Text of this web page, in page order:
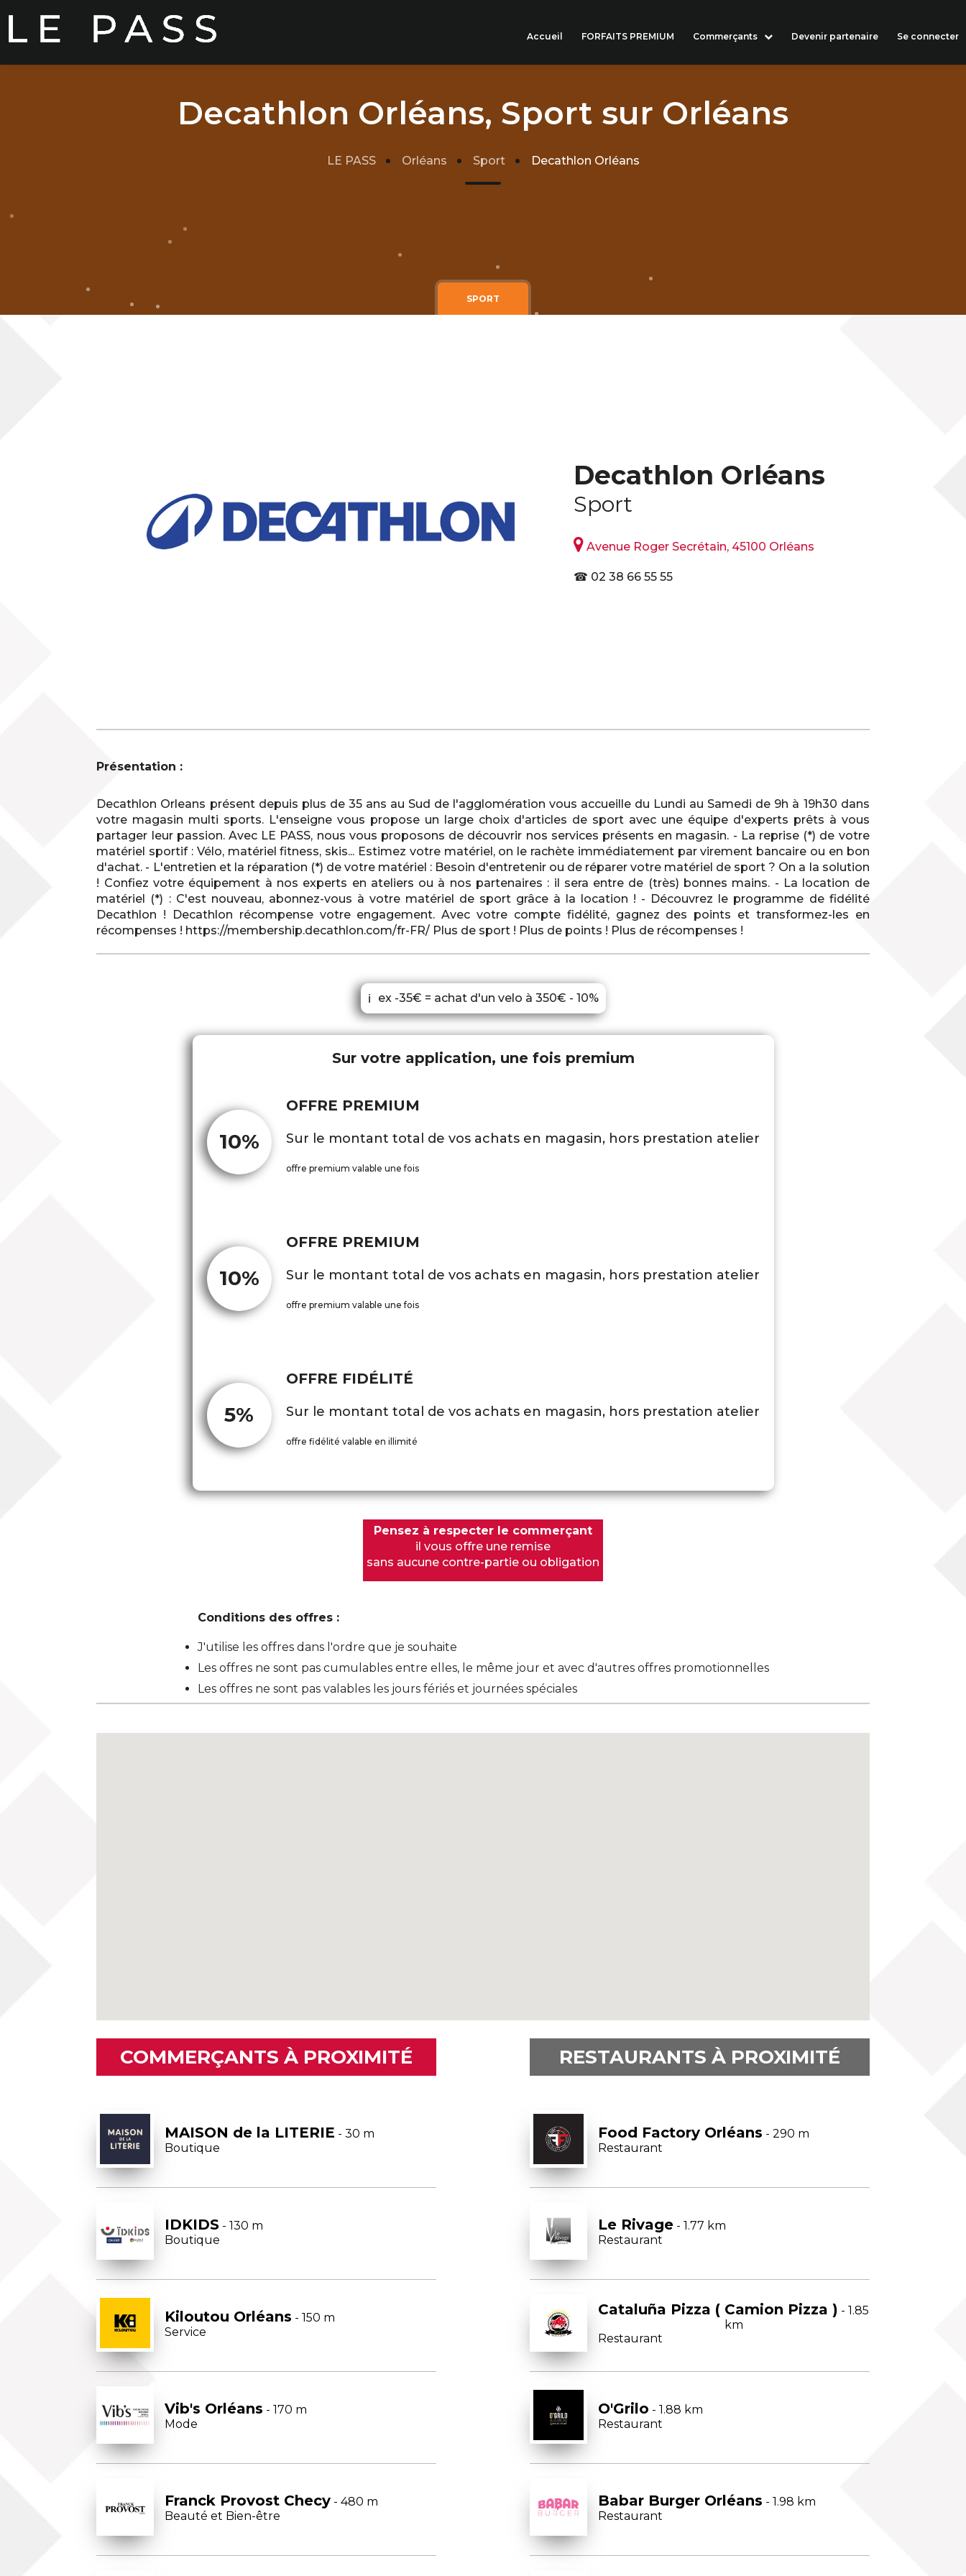
Accueil FORFAITS PREMIUM Commerçants Devenir partenaire Se connecter
Decathlon Orléans, Sport sur Orléans
LE PASS Orléans Sport Decathlon Orléans
SPORT
Decathlon Orléans
Sport
 Avenue Roger Secrétain, 45100 Orléans
☎ 02 38 66 55 55
Présentation :
Decathlon Orleans présent depuis plus de 35 ans au Sud de l'agglomération vous accueille du Lundi au Samedi de 9h à 19h30 dans
votre magasin multi sports. L'enseigne vous propose un large choix d'articles de sport avec une équipe d'experts prêts à vous
partager leur passion. Avec LE PASS, nous vous proposons de découvrir nos services présents en magasin. - La reprise (*) de votre
matériel sportif : Vélo, matériel fitness, skis... Estimez votre matériel, on le rachète immédiatement par virement bancaire ou en bon
d'achat. - L'entretien et la réparation (*) de votre matériel : Besoin d'entretenir ou de réparer votre matériel de sport ? On a la solution
! Confiez votre équipement à nos experts en ateliers ou à nos partenaires : il sera entre de (très) bonnes mains. - La location de
matériel (*) : C'est nouveau, abonnez-vous à votre matériel de sport grâce à la location ! - Découvrez le programme de fidélité
Decathlon ! Decathlon récompense votre engagement. Avec votre compte fidélité, gagnez des points et transformez-les en
récompenses ! https://membership.decathlon.com/fr-FR/ Plus de sport ! Plus de points ! Plus de récompenses !
ℹ ex -35€ = achat d'un velo à 350€ - 10%
Sur votre application, une fois premium
10%
OFFRE PREMIUM
Sur le montant total de vos achats en magasin, hors prestation atelier
offre premium valable une fois
10%
OFFRE PREMIUM
Sur le montant total de vos achats en magasin, hors prestation atelier
offre premium valable une fois
5%
OFFRE FIDÉLITÉ
Sur le montant total de vos achats en magasin, hors prestation atelier
offre fidélité valable en illimité
Pensez à respecter le commerçant
il vous offre une remise
sans aucune contre-partie ou obligation
Conditions des offres :
J'utilise les offres dans l'ordre que je souhaite
Les offres ne sont pas cumulables entre elles, le même jour et avec d'autres offres promotionnelles
Les offres ne sont pas valables les jours fériés et journées spéciales
COMMERÇANTS À PROXIMITÉ
MAISON de la LITERIE - 30 m
Boutique
IDKIDS - 130 m
Boutique
Kiloutou Orléans - 150 m
Service
Vib's Orléans - 170 m
Mode
Franck Provost Checy - 480 m
Beauté et Bien-être
RESTAURANTS À PROXIMITÉ
Food Factory Orléans - 290 m
Restaurant
Le Rivage- 1.77 km
Restaurant
Cataluña Pizza ( Camion Pizza ) - 1.85
km
Restaurant
O'Grilo - 1.88 km
Restaurant
Babar Burger Orléans - 1.98 km
Restaurant